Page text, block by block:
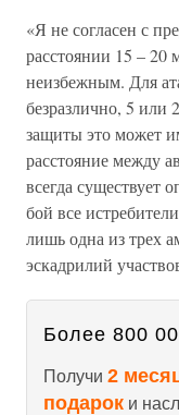
«Я не согласен с
расстоянии 15 – 20
неизбежным. Для
безразлично, 5 или
защиты это может
расстояние между
всегда существует
бой все
лишь одна из трех
эскадрилий
Более 800
Получи 2
подарок и